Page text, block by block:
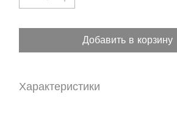
Добавить в корзину
Характеристики